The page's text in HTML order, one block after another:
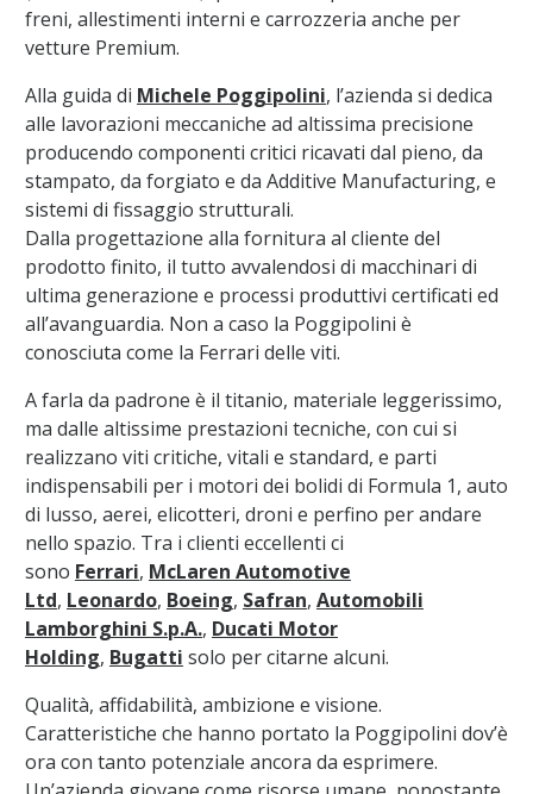
freni, allestimenti interni e carrozzeria anche per
vetture Premium.
Alla guida di Michele Poggipolini, l’azienda si dedica
alle lavorazioni meccaniche ad altissima precisione
producendo componenti critici ricavati dal pieno, da
stampato, da forgiato e da Additive Manufacturing, e
sistemi di fissaggio strutturali.
Dalla progettazione alla fornitura al cliente del
prodotto finito, il tutto avvalendosi di macchinari di
ultima generazione e processi produttivi certificati ed
all’avanguardia. Non a caso la Poggipolini è
conosciuta come la Ferrari delle viti.
A farla da padrone è il titanio, materiale leggerissimo,
ma dalle altissime prestazioni tecniche, con cui si
realizzano viti critiche, vitali e standard, e parti
indispensabili per i motori dei bolidi di Formula 1, auto
di lusso, aerei, elicotteri, droni e perfino per andare
nello spazio. Tra i clienti eccellenti ci
sono Ferrari, McLaren Automotive
Ltd, Leonardo, Boeing, Safran, Automobili
Lamborghini S.p.A., Ducati Motor
Holding, Bugatti solo per citarne alcuni.
Qualità, affidabilità, ambizione e visione.
Caratteristiche che hanno portato la Poggipolini dov’è
ora con tanto potenziale ancora da esprimere.